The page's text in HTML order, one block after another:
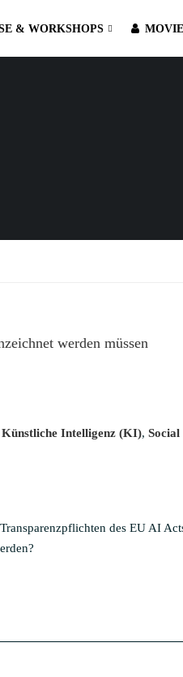
& WORKSHOPS
werden müssen
Künstliche Intelligenz (KI), Social
des EU AI